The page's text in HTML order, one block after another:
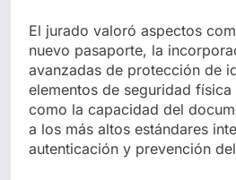
El jurado valoró aspectos
nuevo pasaporte, la
avanzadas de protección de
elementos de seguridad
como la capacidad del
a los más altos estándares
autenticación y prevención